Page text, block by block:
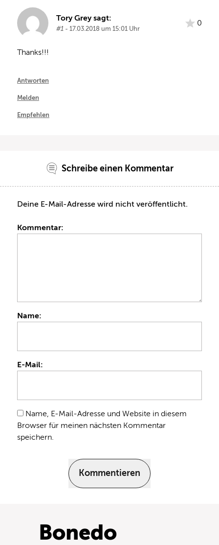
Tory Grey sagt:
#1 - 17.03.2018 um 15:01 Uhr
0
Thanks!!!
Antworten
Melden
Empfehlen
Schreibe einen Kommentar
Deine E-Mail-Adresse wird nicht veröffentlicht.
Kommentar:
Name:
E-Mail:
Name, E-Mail-Adresse und Website in diesem
Browser für meinen nächsten Kommentar
speichern.
Kommentieren
Bonedo